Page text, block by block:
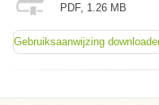
PDF, 1.26 MB
Gebruiksaanwijzing